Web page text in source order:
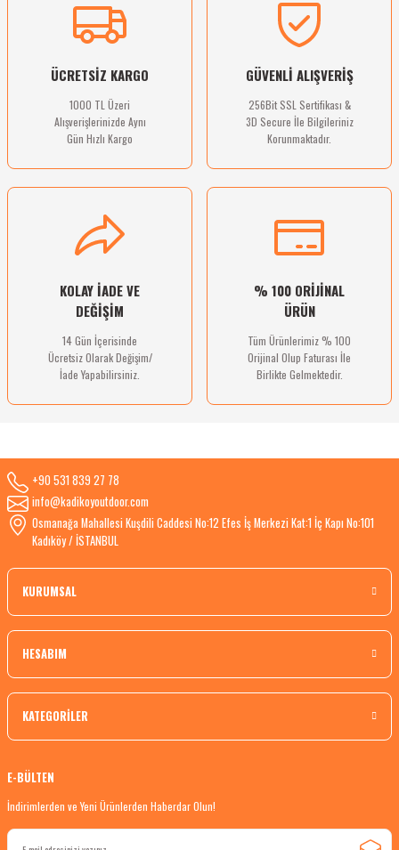
ÜCRETSİZ KARGO
1000 TL Üzeri
Alışverişlerinizde Aynı
Gün Hızlı Kargo
GÜVENLİ ALIŞVERİŞ
256Bit SSL Sertifikası &
3D Secure İle Bilgileriniz
Korunmaktadır.
KOLAY İADE VE
DEĞİŞİM
14 Gün İçerisinde
Ücretsiz Olarak Değişim/
İade Yapabilirsiniz.
% 100 ORİJİNAL
ÜRÜN
Tüm Ürünlerimiz % 100
Orijinal Olup Faturası İle
Birlikte Gelmektedir.
+90 531 839 27 78
info@kadikoyoutdoor.com
Osmanağa Mahallesi Kuşdili Caddesi No:12 Efes İş Merkezi Kat:1 İç Kapı No:101
Kadıköy / İSTANBUL
KURUMSAL
HESABIM
KATEGORİLER
E-BÜLTEN
İndirimlerden ve Yeni Ürünlerden Haberdar Olun!